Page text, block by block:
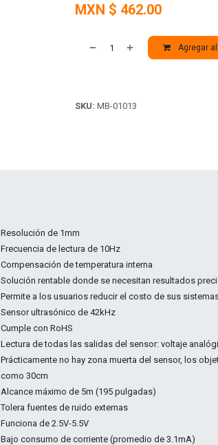
MXN $ 462.00
Agregar
SKU: MB-01013
Resolución de 1mm
Frecuencia de lectura de 10Hz
Compensación de temperatura interna
Solución rentable donde se necesitan resultados
Permite a los usuarios reducir el costo de sus
Sensor ultrasónico de 42kHz
Cumple con RoHS
Lectura de todas las salidas del sensor: voltaje
Prácticamente no hay zona muerta del sensor, los
como 30cm
Alcance máximo de 5m (195 pulgadas)
Tolera fuentes de ruido externas
Funciona de 2.5V-5.5V
Bajo consumo de corriente (promedio de 3.1mA)